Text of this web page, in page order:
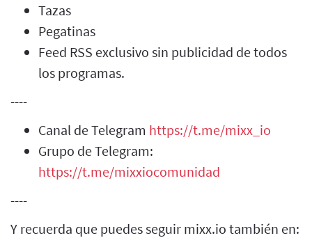
Tazas
Pegatinas
Feed RSS exclusivo sin publicidad de todos
los programas.
----
Canal de Telegram https://t.me/mixx_io
Grupo de Telegram:
https://t.me/mixxiocomunidad
----
Y recuerda que puedes seguir mixx.io también en: